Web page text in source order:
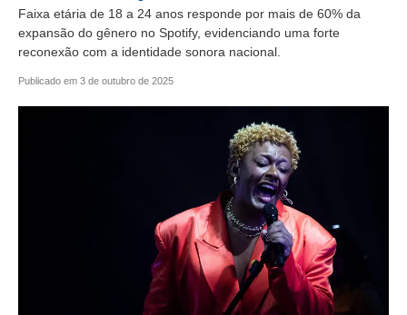
Faixa etária de 18 a 24 anos responde por mais de 60% da
expansão do gênero no Spotify, evidenciando uma forte
reconexão com a identidade sonora nacional.
Publicado em 3 de outubro de 2025